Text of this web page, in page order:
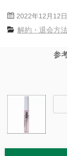
2022年12月12日
解約・退会方法
参